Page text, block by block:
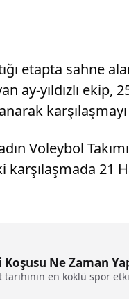
etapta sahne
yıldızlı ekip,
Voleybol
21
Koşusu Ne Zaman
tarihinin en köklü spor